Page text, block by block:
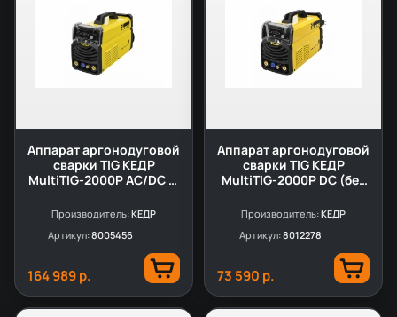
Аппарат аргонодуговой
сварки TIG КЕДР
MultiTIG-2000P AC/DC (с
Производитель:КЕДР
Артикул:8005456
164 989 р.
Аппарат аргонодуговой
сварки TIG КЕДР
MultiTIG-2000P DC (без
Производитель:КЕДР
Артикул:8012278
73 590 р.